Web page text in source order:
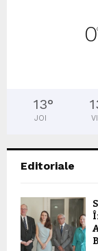
0
13°
JOI
Editoriale